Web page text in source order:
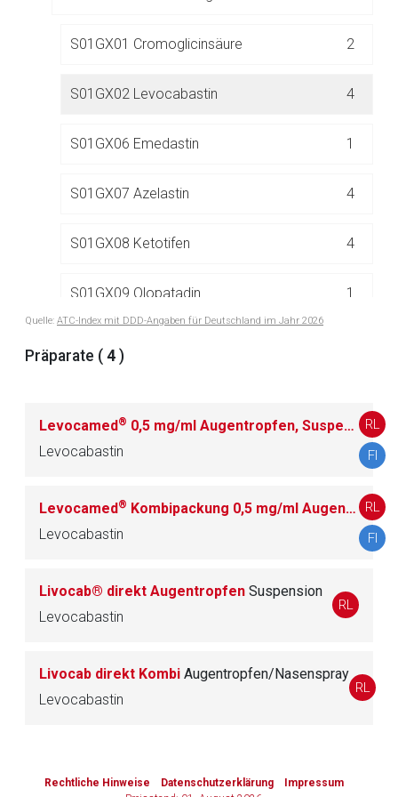
S01GX01 Cromoglicinsäure 2
S01GX02 Levocabastin 4
S01GX06 Emedastin 1
S01GX07 Azelastin 4
S01GX08 Ketotifen 4
S01GX09 Olopatadin 1
S01J DIAGNOSTIKA 2
S01L MITTEL GEGEN VASKULÄRE
S01X ANDERE OPHTHALMIKA 57
S02 OTOLOGIKA 9
Quelle: ATC-Index mit DDD-Angaben für Deutschland im Jahr 2026
Präparate ( 4 )
Levocamed® 0,5 mg/ml Augentropfen, Suspension
Levocabastin
RL
FI
Levocamed® Kombipackung 0,5 mg/ml Augentropfen, Suspension, 0,5 mg/ml Nasenspray, Suspension
Levocabastin
RL
FI
Livocab® direkt Augentropfen Suspension
Levocabastin
RL
Livocab direkt Kombi Augentropfen/Nasenspray
Levocabastin
RL
Rechtliche Hinweise Datenschutzerklärung
Impressum
Seite. Für die Inhalte der externen Web-Seite ist deren
Datenschutzbestimmungen.
Zurück zur rote-liste.de Zur Seite